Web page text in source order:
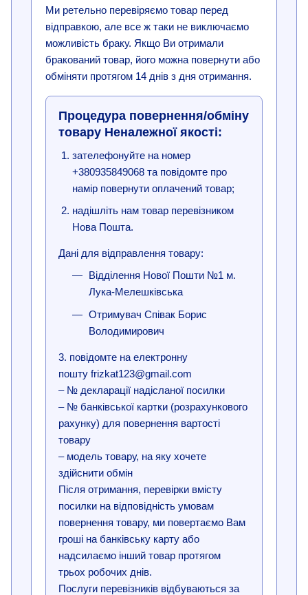
Ми ретельно перевіряємо товар перед
відправкою, але все ж таки не виключаємо
можливість браку. Якщо Ви отримали
бракований товар, його можна повернути або
обміняти протягом 14 днів з дня отримання.
Процедура повернення/обміну
товару Неналежної якості:
зателефонуйте на номер
+380935849068 та повідомте про
намір повернути оплачений товар;
надішліть нам товар перевізником
Нова Пошта.
Дані для відправлення товару:
Відділення Нової Пошти №1 м.
Лука-Мелешківська
Отримувач Співак Борис
Володимирович
3. повідомте на електронну
пошту frizkat123@gmail.com
– № декларації надісланої посилки
– № банківської картки (розрахункового
рахунку) для повернення вартості
товару
– модель товару, на яку хочете
здійснити обмін
Після отримання, перевірки вмісту
посилки на відповідність умовам
повернення товару, ми повертаємо Вам
гроші на банківську карту або
надсилаємо інший товар протягом
трьох робочих днів.
Послуги перевізників відбуваються за